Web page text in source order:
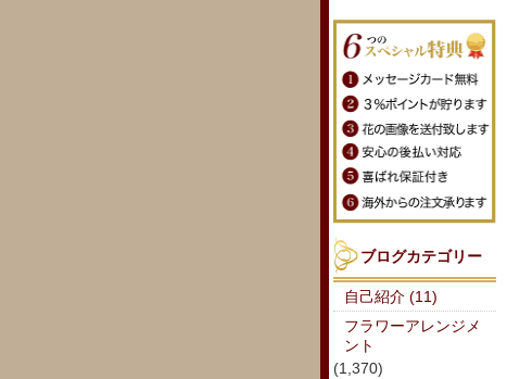
ブログカテゴリー
自己紹介 (11)
フラワーアレンジメ
ント
(1,370)